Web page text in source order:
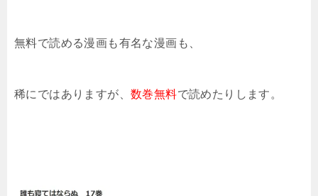
無料で読める漫画も有名な漫画も、
稀にではありますが、 数巻無料で読めたりします。